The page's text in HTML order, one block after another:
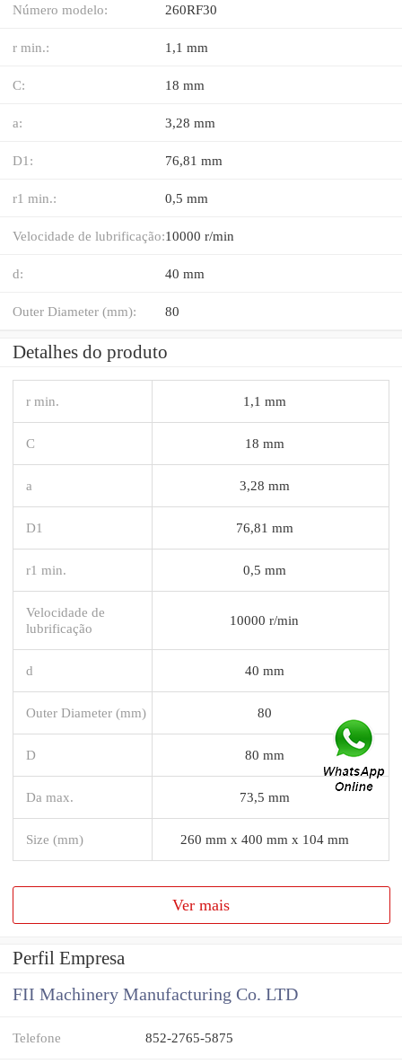
Número modelo: 260RF30
r min.: 1,1 mm
C: 18 mm
a: 3,28 mm
D1: 76,81 mm
r1 min.: 0,5 mm
Velocidade de lubrificação:10000 r/min
d: 40 mm
Outer Diameter (mm): 80
Detalhes do produto
r min. 1,1 mm
C 18 mm
a 3,28 mm
D1 76,81 mm
r1 min. 0,5 mm
Velocidade de
lubrificação
10000 r/min
d 40 mm
Outer Diameter (mm) 80
D 80 mm
Da max. 73,5 mm
Size (mm) 260 mm x 400 mm x 104 mm
Ver mais
Perfil Empresa
FII Machinery Manufacturing Co. LTD
Telefone 852-2765-5875